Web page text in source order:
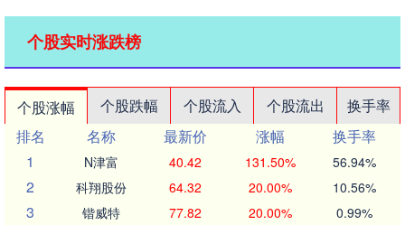
个股实时涨跌榜
个股涨幅 个股跌幅 个股流入 个股流出
换手率
排名
名称 最新价 涨幅
换手率
1
N津富 40.42 131.50% 56.94%
2 科翔股份 64.32 20.00% 10.56%
3 锴威特 77.82 20.00% 0.99%